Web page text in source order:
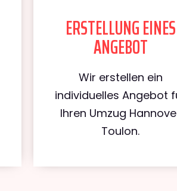
ERSTELLUNG EINES
ANGEBOT
Wir erstellen ein
individuelles Angebot
Ihren Umzug
Toulon.